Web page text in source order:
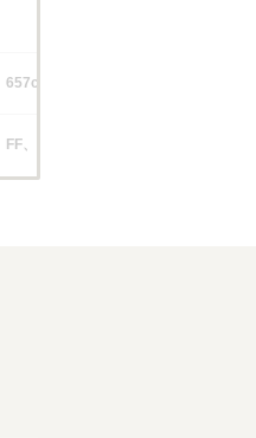
657cc
FF、4WD